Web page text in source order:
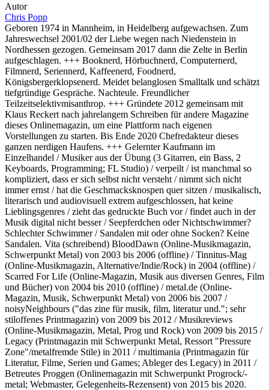
Autor
Chris Popp
Geboren 1974 in Mannheim, in Heidelberg aufgewachsen. Zum
Jahreswechsel 2001/02 der Liebe wegen nach Niedenstein in
Nordhessen gezogen. Gemeinsam 2017 dann die Zelte in Berlin
aufgeschlagen. +++ Booknerd, Hörbuchnerd, Computernerd,
Filmnerd, Seriennerd, Kaffeenerd, Foodnerd,
Königsbergerklopsenerd. Meidet belanglosen Smalltalk und schätzt
tiefgründige Gespräche. Nachteule. Freundlicher
Teilzeitselektivmisanthrop. +++ Gründete 2012 gemeinsam mit
Klaus Reckert nach jahrelangem Schreiben für andere Magazine
dieses Onlinemagazin, um eine Plattform nach eigenen
Vorstellungen zu starten. Bis Ende 2020 Chefredakteur dieses
ganzen nerdigen Haufens. +++ Gelernter Kaufmann im
Einzelhandel / Musiker aus der Übung (3 Gitarren, ein Bass, 2
Keyboards, Programming; FL Studio) / verpeilt / ist manchmal so
kompliziert, dass er sich selbst nicht versteht / nimmt sich nicht
immer ernst / hat die Geschmacksknospen quer sitzen / musikalisch,
literarisch und audiovisuell extrem aufgeschlossen, hat keine
Lieblingsgenres / zieht das gedruckte Buch vor / findet auch in der
Musik digital nicht besser / Seepferdchen oder Nichtschwimmer?
Schlechter Schwimmer / Sandalen mit oder ohne Socken? Keine
Sandalen. Vita (schreibend) BloodDawn (Online-Musikmagazin,
Schwerpunkt Metal) von 2003 bis 2006 (offline) / Tinnitus-Mag
(Online-Musikmagazin, Alternative/Indie/Rock) in 2004 (offline) /
Scarred For Life (Online-Magazin, Musik aus diversen Genres, Film
und Bücher) von 2004 bis 2010 (offline) / metal.de (Online-
Magazin, Musik, Schwerpunkt Metal) von 2006 bis 2007 /
noisyNeighbours ("das zine für musik, film, literatur und."; sehr
stiloffenes Printmagazin) von 2009 bis 2012 / Musikreviews
(Online-Musikmagazin, Metal, Prog und Rock) von 2009 bis 2015 /
Legacy (Printmagazin mit Schwerpunkt Metal, Ressort "Pressure
Zone"/metalfremde Stile) in 2011 / multimania (Printmagazin für
Literatur, Filme, Serien und Games; Ableger des Legacy) in 2011 /
Betreutes Proggen (Onlinemagazin mit Schwerpunkt Progrock/-
metal; Webmaster, Gelegenheits-Rezensent) von 2015 bis 2020.